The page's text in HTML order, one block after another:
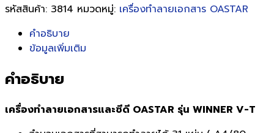
รหัสสินค้า: 3814 หมวดหมู่: เครื่องทำลายเอกสาร OASTAR
คำอธิบาย
ข้อมูลเพิ่มเติม
คำอธิบาย
เครื่องทำลายเอกสารและซีดี OASTAR รุ่น WINNER V-T